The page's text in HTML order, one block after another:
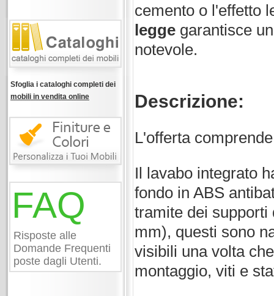
Sfoglia i cataloghi completi dei
mobili in vendita online
FAQ
Risposte alle
Domande Frequenti
poste dagli Utenti.
cemento o l'effetto
legge garantisce
notevole.
Descrizione:
L'offerta
Il lavabo integrato
fondo in ABS
tramite dei supporti
mm), questi sono
visibili una volta
montaggio, viti e